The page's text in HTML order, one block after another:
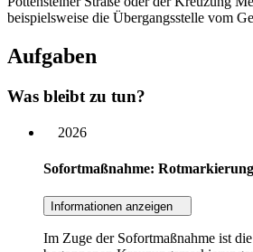
beispielsweise die Übergangsstelle vom
Aufgaben
Was bleibt zu tun?
2026
Sofortmaßnahme:
Informationen anzeigen
Im Zuge der Sofortmaßnahme ist